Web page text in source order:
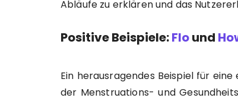
Abläufe zu erklären und das
Positive Beispiele:Flound
Ein herausragendes Beispiel für
der Menstruations- und